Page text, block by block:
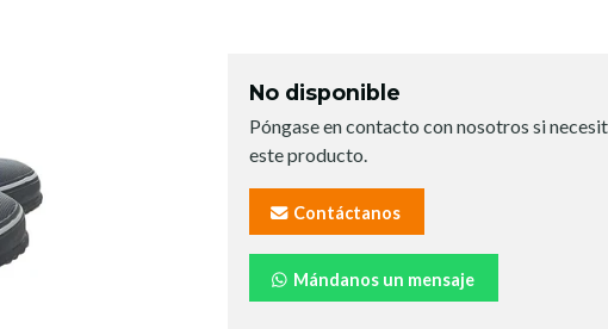
No disponible
Póngase en contacto con nosotros si
este producto.
Contáctanos
Mándanos un mensaje